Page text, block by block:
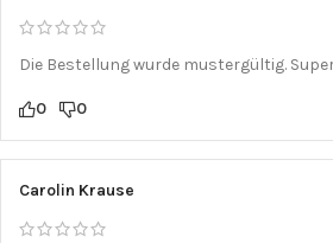
Die Bestellung wurde mustergültig.
0 0
Carolin Krause